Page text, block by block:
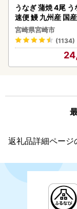
うなぎ 蒲焼 4尾
速便 鰻 九州産 国
g以上]
宮崎県宮崎市
(1134)
返礼品詳細ページ